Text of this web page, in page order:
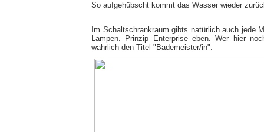
So aufgehübscht kommt das Wasser wieder
Im Schaltschrankraum gibts natürlich auch jede
Lampen. Prinzip Enterprise eben. Wer hier
wahrlich den Titel "Bademeister/in".